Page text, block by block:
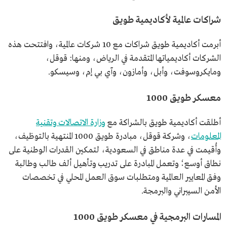
شراكات عالمية لأكاديمية طويق
أبرمت أكاديمية طويق شراكات مع 10 شركات عالمية، وافتتحت هذه
الشركات أكاديمياتها المتقدمة في الرياض، ومنها: قوقل،
ومايكروسوفت، وأبل، وأمازون، وآي بي إم، وسيسكو.
معسكر طويق 1000
أطلقت أكاديمية طويق بالشراكة مع وزارة الاتصالات وتقنية
المعلومات
، وشركة قوقل، مبادرة طويق 1000 المنتهية بالتوظيف،
وأُقيمت في عدة مناطق في السعودية، لتمكين القدرات الوطنية على
نطاق أوسع؛ وتعمل المبادرة على تدريب وتأهيل ألف طالب وطالبة
وفق المعايير العالمية ومتطلبات سوق العمل المحلي في تخصصات
الأمن السيبراني والبرمجة.
المسارات البرمجية في معسكر طويق 1000